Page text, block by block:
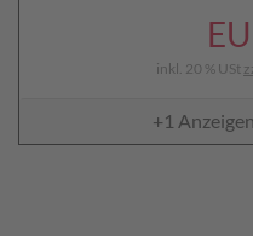
inkl. 20 % USt
+1 Anzeigen